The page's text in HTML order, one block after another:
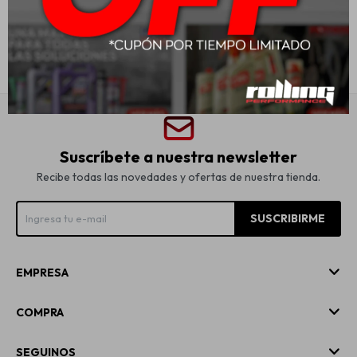
USD20,00 USD 26,00
Suscríbete a nuestra newsletter
Recibe todas las novedades y ofertas de nuestra tienda.
SUSCRIBIRME
EMPRESA
COMPRA
SEGUINOS